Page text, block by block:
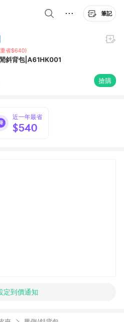
筆記
省$640)
斜背包|A61HK001
搶購
近一年最省
$540
定到價通知